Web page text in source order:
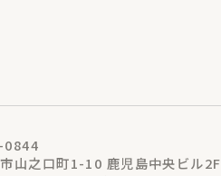
0844
山之口町1-10 鹿児島中央ビル2F